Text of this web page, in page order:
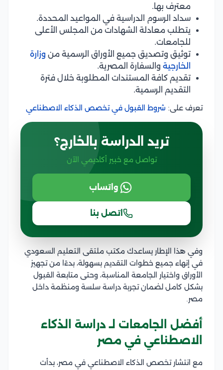
معترف بها.
سداد الرسوم الدراسية في المواعيد المحددة.
يتطلب معادلة الشهادات من المجلس الأعلى
للجامعات.
توثيق وتصديق جميع الأوراق الرسمية من وزارة
الخارجية والسفارة المصرية.
تقديم كافة المستندات المطلوبة خلال فترة
التقديم الرسمية.
تعرف على: شروط القبول في تخصص الذكاء الاصطناعي
تريد الدراسة بالخارج؟
تواصل مع خبير أكاديمي الآن
واتساب
اتصل بنا
وفي هذا الإطار يساعدك مكتب ملتقى التعليم السعودي
في إنهاء جميع خطوات التقديم بسهولة، بدءًا من تجهيز
الأوراق واختيار الجامعة المناسبة، وحتى متابعة القبول
بشكل كامل لضمان تجربة دراسة سلسة ومنظمة داخل
مصر.
أفضل الجامعات لـ دراسة الذكاء
الاصطناعي في مصر
مع انتشار تخصص الذكاء الاصطناعي في مصر، بدأت